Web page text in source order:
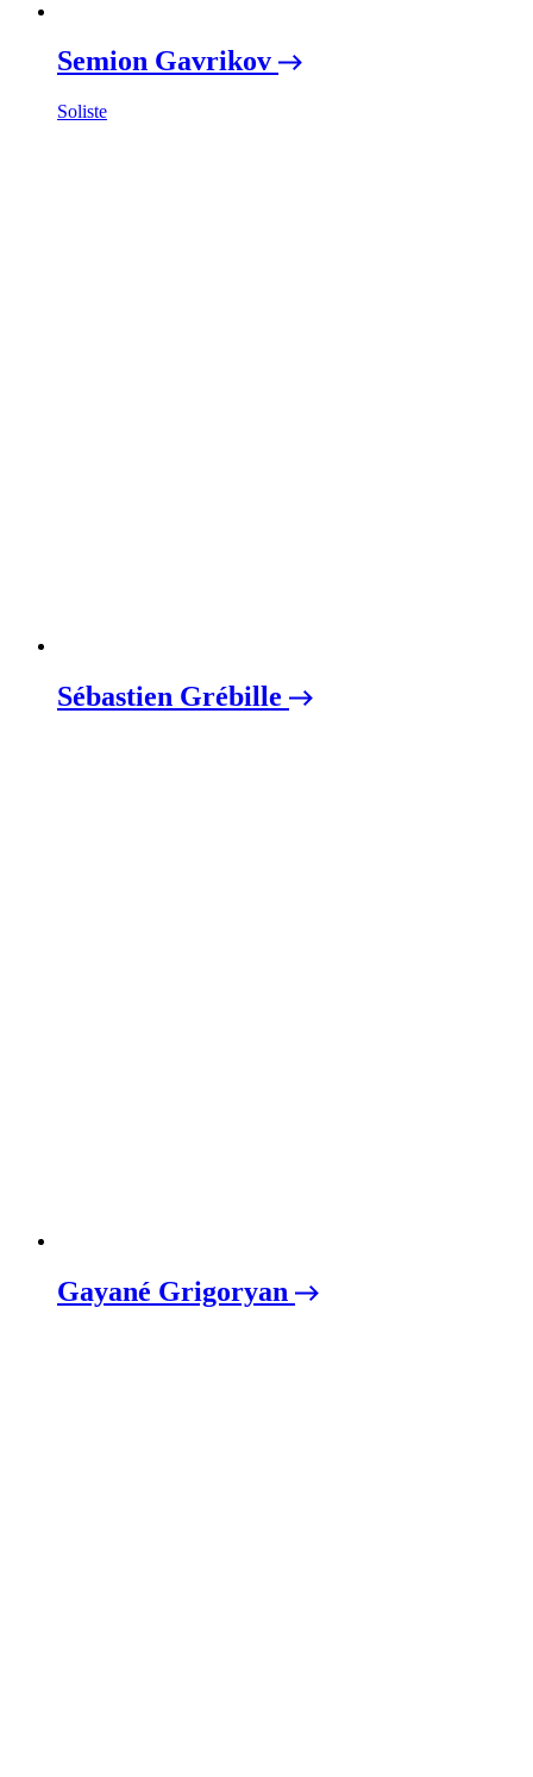
Semion Gavrikov
Soliste
Sébastien Grébille
Gayané Grigoryan